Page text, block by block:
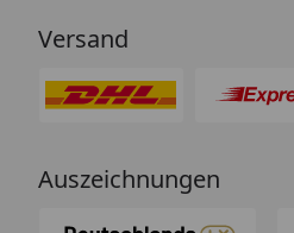
Versand
Auszeichnungen